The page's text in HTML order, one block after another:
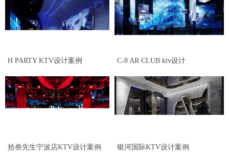
H PARTY KTV设计案例 C-8 AR CLUB ktv设计
拾叁先生宁波店KTV设计案例 银河国际KTV设计案例